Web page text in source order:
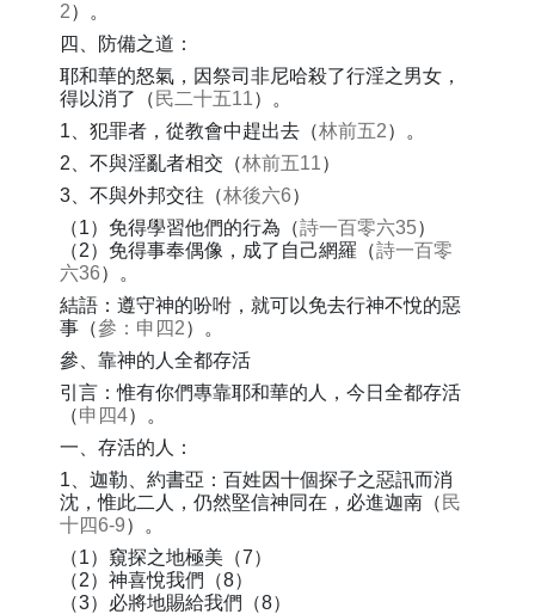
2）。
四、防備之道：
耶和華的怒氣，因祭司非尼哈殺了行淫之男女，
得以消了（ 民二十五11）。
1、犯罪者，從教會中趕出去（林前五2）。
2、不與淫亂者相交（林前五11）
3、不與外邦交往（林後六6）
（1）免得學習他們的行為（詩一百零六35）
（2）免得事奉偶像，成了自己網羅（詩一百零
六36）。
結語：遵守神的吩咐，就可以免去行神不悅的惡
事（參：申四2）。
參、靠神的人全都存活
引言：惟有你們專靠耶和華的人，今日全都存活
（申四4）。
一、存活的人：
1、迦勒、約書亞：百姓因十個探子之惡訊而消
沈，惟此二人，仍然堅信神同在，必進迦南（ 民
十四6-9）。
（1）窺探之地極美（7）
（2）神喜悅我們（8）
（3）必將地賜給我們（8）